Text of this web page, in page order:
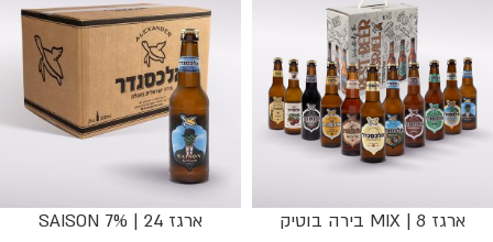
ארגז 8 | MIX בירה בוטיק
ארגז 24 | SAISON 7%